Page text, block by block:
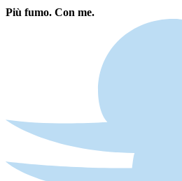
Più fumo. Con me.